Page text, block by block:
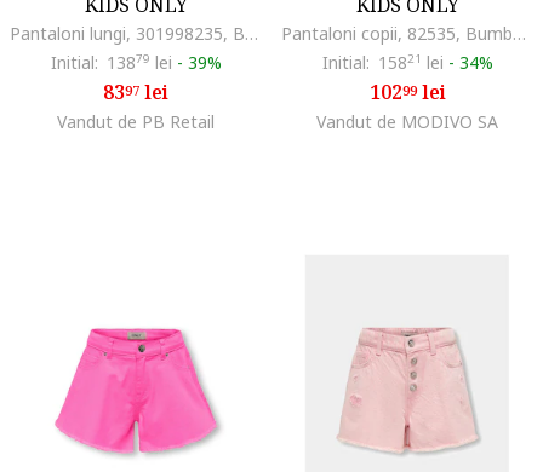
Pantaloni lungi, 301998235, Bumbac, Albastru, Albastru
Initial: 13879 lei - 39%
8397 lei
Vandut de PB Retail
Pantaloni copii, 82535, Bumbac, 146 CM, Roz
Initial: 15821 lei - 34%
10299lei
Vandut de MODIVO SA